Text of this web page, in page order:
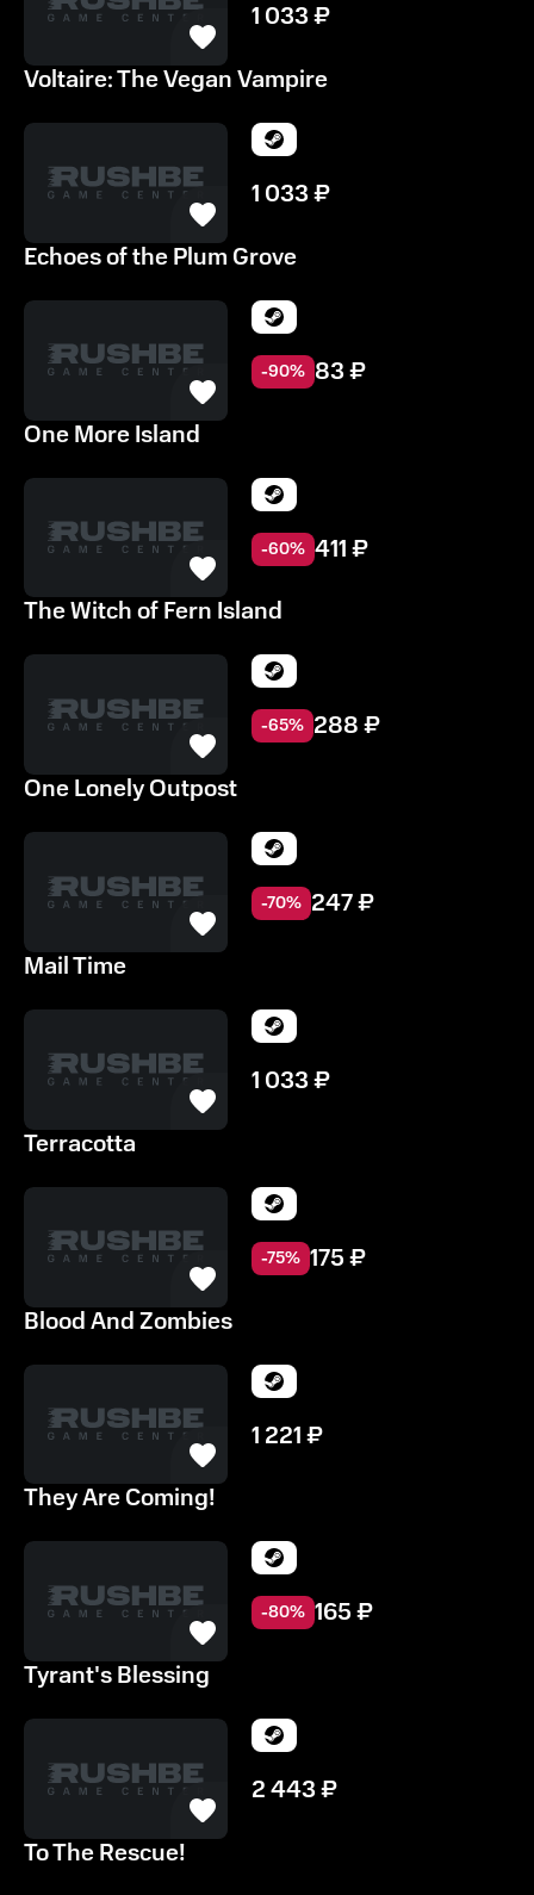
1 033₽
Voltaire: The Vegan Vampire
1 033₽
Echoes of the Plum Grove
-90% 83₽
One More Island
-60% 411₽
The Witch of Fern Island
-65% 288₽
One Lonely Outpost
-70% 247₽
Mail Time
1 033₽
Terracotta
-75% 175₽
Blood And Zombies
1 221₽
They Are Coming!
-80% 165₽
Tyrant's Blessing
2 443₽
To The Rescue!